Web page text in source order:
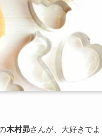
木村昴さんが、大好きでよ